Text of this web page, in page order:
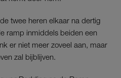
twee heren elkaar na dertig
ramp inmiddels beiden een
er niet meer zoveel aan, maar
zal bijblijven.